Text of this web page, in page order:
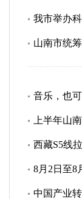
我市举办
山南市统
音乐，也
上半年山
西藏S5线
8月2日至8
中国产业